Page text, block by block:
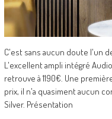
C'est sans aucun doute l'un
L'excellent ampli intégré
retrouve à 1190€. Une
prix, il n'a quasiment aucun
Silver. Présentation